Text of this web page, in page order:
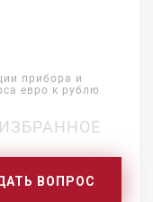
прибора и
евро к рублю
ИЗБРАННОЕ
ВОПРОС